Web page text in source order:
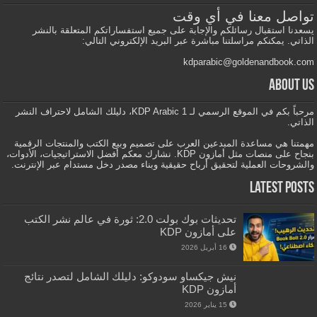
تواصل معنا في أي وقت
يسعدنا استقبال رسائلكم والإجابة على جميع استفساراتكم المتعلقة بالنشر
الذاتي. يمكنكم مراسلتنا مباشرة عبر البريد الإلكتروني التالي:
kdparabic@goldenandbook.com
About us
مرحباً بكم في الموقع الرسمي لـ KDP Arabic 1، دليلك الشامل لاحتراف النشر
الذاتي.
مهمتنا هي مساعدة المبدعين العرب على تصميم وبيع الكتب والمنتجات الرقمية
بنجاح على منصات مثل أمازون KDP. نشارك معكم أفضل الاستراتيجيات، الأدوات،
والشروحات العملية لتحقيق أرباح حقيقية وبناء مصدر دخل مستدام عبر الإنترنت.
Latest Posts
تحديثات بوك بولت 2.0: ثورة في عالم نشر الكتب
على أمازون KDP
16 أبريل 2026
نيش جيكساو سودوكو: دليلك الشامل لتصدر نتائج
أمازون KDP
15 يناير 2026